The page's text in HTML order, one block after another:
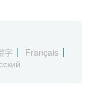
العربية お知らせ
字
Français